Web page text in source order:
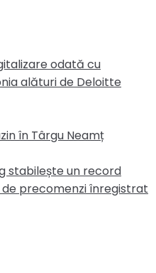
odată cu
alături de Deloitte
în Târgu Neamț
stabilește un record
precomenzi înregistrat